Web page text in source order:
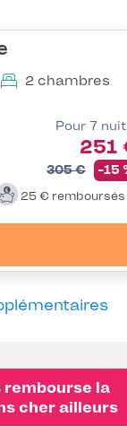
2 chambres
Pour 7
251
305 € -15
25 € remboursés
rembourse la
cher ailleurs